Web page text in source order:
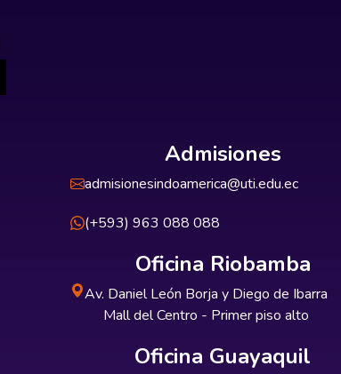
Admisiones
admisionesindoamerica@uti.edu.ec
(+593) 963 088 088
Oficina Riobamba
Av. Daniel León Borja y Diego de Ibarra
Mall del Centro - Primer piso alto
Oficina Guayaquil